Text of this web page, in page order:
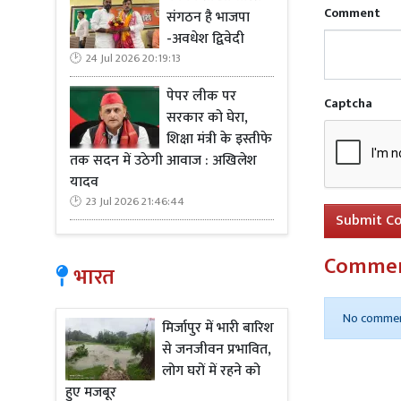
संगठन है भाजपा
-अवधेश द्विवेदी
24 Jul 2026 20:19:13
पेपर लीक पर
सरकार को घेरा,
शिक्षा मंत्री के इस्तीफे
तक सदन में उठेगी आवाज : अखिलेश
यादव
23 Jul 2026 21:46:44
भारत
मिर्जापुर में भारी बारिश
से जनजीवन प्रभावित,
लोग घरों में रहने को
हुए मजबूर
की टीम
Comment
Captcha
Submit
No